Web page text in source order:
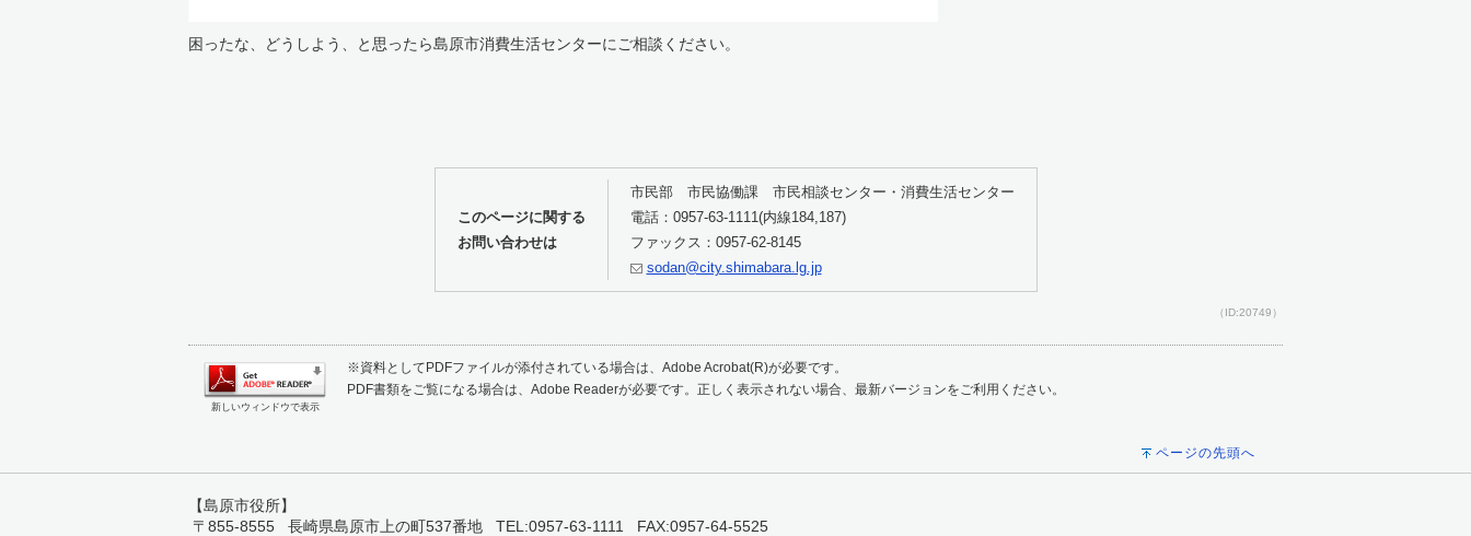
困ったな、どうしよう、と思ったら島原市消費生活センターにご相談ください。
このページに関する
お問い合わせは
市民部 市民協働課 市民相談センター・消費生活センター
電話：0957-63-1111(内線184,187)
ファックス：0957-62-8145
sodan@city.shimabara.lg.jp
（ID:20749）
新しいウィンドウで表示
※資料としてPDFファイルが添付されている場合は、Adobe Acrobat(R)が必要です。
PDF書類をご覧になる場合は、Adobe Readerが必要です。正しく表示されない場合、最新バージョンをご利用ください。
ページの先頭へ
【島原市役所】
〒855-8555 長崎県島原市上の町537番地 TEL:0957-63-1111 FAX:0957-64-5525